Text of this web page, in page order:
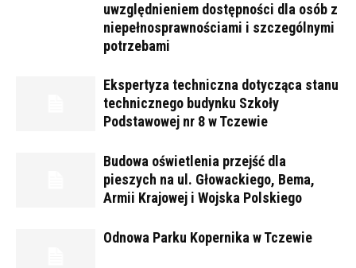
uwzględnieniem dostępności dla osób z
niepełnosprawnościami i szczególnymi
potrzebami
Ekspertyza techniczna dotycząca stanu
technicznego budynku Szkoły
Podstawowej nr 8 w Tczewie
Budowa oświetlenia przejść dla
pieszych na ul. Głowackiego, Bema,
Armii Krajowej i Wojska Polskiego
Odnowa Parku Kopernika w Tczewie